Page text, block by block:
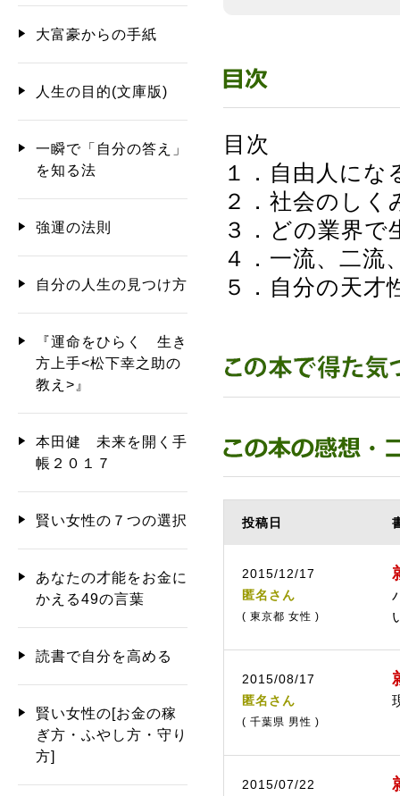
目次
１．自由人に
２．社会のしく
３．どの業界
４．一流、二流
５．自分の天才
投稿日
2015/12/17
匿名さん
( 東京都 女性 )
2015/08/17
匿名さん
( 千葉県 男性 )
2015/07/22
大富豪からの手紙
人生の目的(文庫版)
一瞬で「自分の答え」
を知る法
強運の法則
自分の人生の見つけ方
『運命をひらく 生き
方上手<松下幸之助の
教え>』
本田健 未来を開く手
帳２０１７
賢い女性の７つの選択
あなたの才能をお金に
かえる49の言葉
読書で自分を高める
賢い女性の[お金の稼
ぎ方・ふやし方・守り
方]